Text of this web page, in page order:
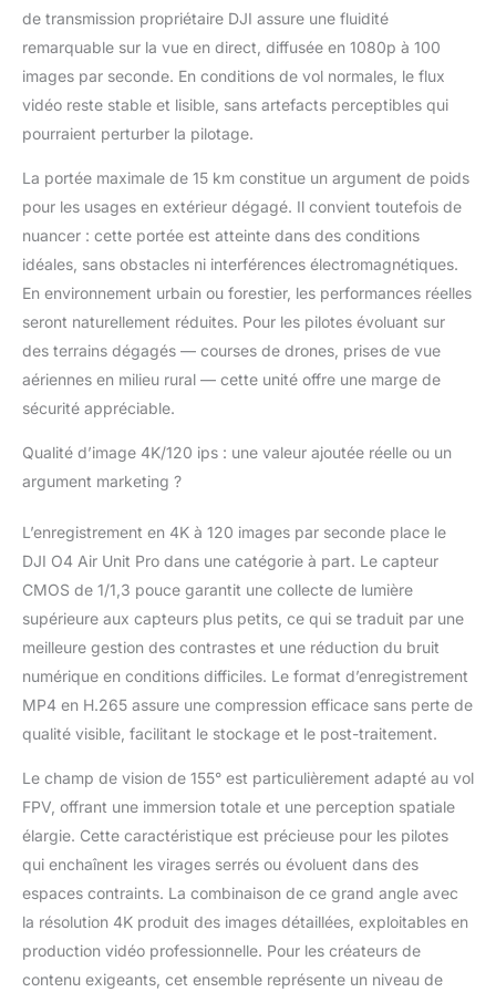
configuration. Latence
de transmission vidéo
la plus faible de 15 ms -
Profitez d’une réactivité
vos commandes avec
la latence ultra-faible
de 15 ms [5] de DJI O4
Air Unit Pro. Capteur
CMOS 1/1,3 pouce -
DJI O4 Air Unit Pro est
doté d’un capteur 1/1,3
capturant des
séquences de qualité
supérieure et offrant
post-production. Vidéo
chaque détail avec des
séquences
époustouflantes en
4K/120 ips et un
large de 155°, offrant
des résultats de qualité
professionnelle pour
n’importe quel vol.
à intégrer - DJI O4 Air
Unit Pro reste ultra-
léger et petit,
garantissant une
fixation sans effort à
votre configuration
personnalisée et un
fonctionnement fluide.
Compatibilité : Appairer
DJI Goggles N3 ou DJI
de transmission propriétaire DJI assure une fluidité
remarquable sur la vue en direct, diffusée en 1080p à 100
images par seconde. En conditions de vol normales, le flux
vidéo reste stable et lisible, sans artefacts perceptibles qui
pourraient perturber la pilotage.
La portée maximale de 15 km constitue un argument de poids
pour les usages en extérieur dégagé. Il convient toutefois de
nuancer : cette portée est atteinte dans des conditions
idéales, sans obstacles ni interférences électromagnétiques.
En environnement urbain ou forestier, les performances réelles
seront naturellement réduites. Pour les pilotes évoluant sur
des terrains dégagés — courses de drones, prises de vue
aériennes en milieu rural — cette unité offre une marge de
sécurité appréciable.
Qualité d’image 4K/120 ips : une valeur ajoutée réelle ou un
argument marketing ?
L’enregistrement en 4K à 120 images par seconde place le
DJI O4 Air Unit Pro dans une catégorie à part. Le capteur
CMOS de 1/1,3 pouce garantit une collecte de lumière
supérieure aux capteurs plus petits, ce qui se traduit par une
meilleure gestion des contrastes et une réduction du bruit
numérique en conditions difficiles. Le format d’enregistrement
MP4 en H.265 assure une compression efficace sans perte de
qualité visible, facilitant le stockage et le post-traitement.
Le champ de vision de 155° est particulièrement adapté au vol
FPV, offrant une immersion totale et une perception spatiale
élargie. Cette caractéristique est précieuse pour les pilotes
qui enchaînent les virages serrés ou évoluent dans des
espaces contraints. La combinaison de ce grand angle avec
la résolution 4K produit des images détaillées, exploitables en
production vidéo professionnelle. Pour les créateurs de
contenu exigeants, cet ensemble représente un niveau de